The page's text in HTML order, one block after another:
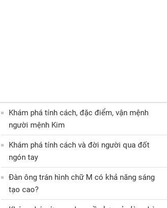
Khám phá tính cách, đặc điểm, vận mệnh
người mệnh Kim
Khám phá tính cách và đời người qua đốt
ngón tay
Đàn ông trán hình chữ M có khả năng sáng
tạo cao?